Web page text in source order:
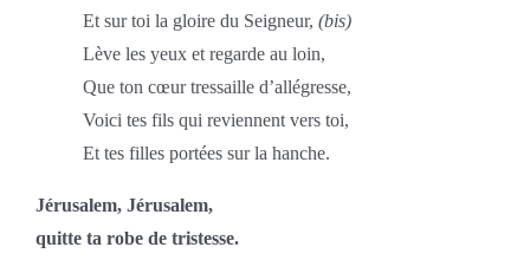
Et sur toi la gloire du Seigneur, (bis)
Lève les yeux et regarde au loin,
Que ton cœur tressaille d’allégresse,
Voici tes fils qui reviennent vers toi,
Et tes filles portées sur la hanche.
Jérusalem, Jérusalem,
quitte ta robe de tristesse.